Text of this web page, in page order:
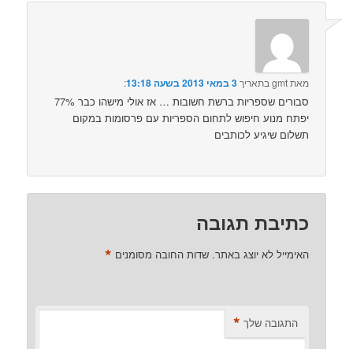
מאתgmt בתאריך3 במאי 2013 בשעה 13:18 :‏
77% סבורים שספריות ברשת חשובות … אז אולי מישהו כבר
יפתח מנוע חיפוש לתחום הספריות עם פרסומות במקום
תשלום שיגיע לכותבים
כתיבת תגובה
האימייל לא יוצג באתר. שדות החובה מסומנים *
התגובה שלך *